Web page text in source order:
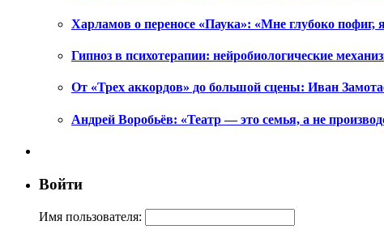
Харламов о переносе «Паука»: «Мне глубоко пофиг,
Гипноз в психотерапии: нейробиологические
От «Трех аккордов» до большой сцены: Иван
Андрей Воробьёв: «Театр — это семья, а не
Войти
Имя пользователя: